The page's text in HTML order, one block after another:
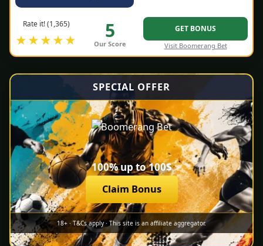
Rate it! (1,365)
★★★★★ 5
Our Score
GET BONUS
Visit Boomerang Bet
SPECIAL OFFER
100% up to 100$
Claim Bonus
18+ · T&Cs apply · This site is an affiliate aggregator.